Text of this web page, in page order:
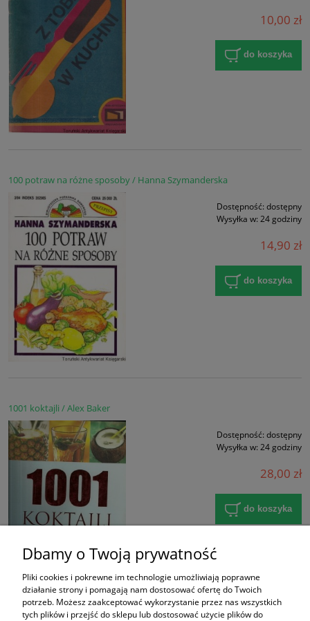
10,00 zł
do koszyka
100 potraw na różne sposoby / Hanna Szymanderska
Dostępność: dostępny
Wysyłka w: 24 godziny
14,90 zł
do koszyka
1001 koktajli / Alex Baker
Dostępność: dostępny
Wysyłka w: 24 godziny
28,00 zł
do koszyka
« 1 2 3 4 5 ... 23
Dbamy o Twoją prywatność
Pliki cookies i pokrewne im technologie umożliwiają poprawne
działanie strony i pomagają nam dostosować ofertę do Twoich
potrzeb. Możesz zaakceptować wykorzystanie przez nas wszystkich
tych plików i przejść do sklepu lub dostosować użycie plików do